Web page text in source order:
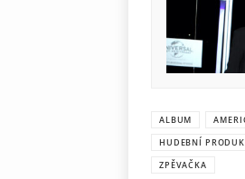
ALBUM
HUDEBNÍ
ZPĚVAČKA